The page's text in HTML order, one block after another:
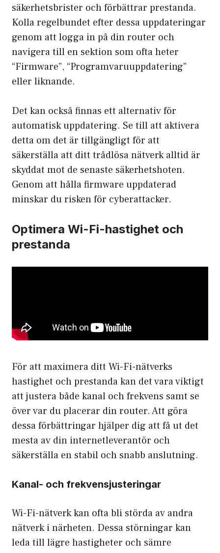
säkerhetsbrister och förbättrar prestanda.
Kolla regelbundet efter dessa uppdateringar
genom att logga in på din router och
navigera till en sektion som ofta heter
“Firmware”, “Programvaruuppdatering”
eller liknande.
Det kan också finnas ett alternativ för
automatisk uppdatering. Se till att aktivera
detta om det är tillgängligt för att
säkerställa att ditt trådlösa nätverk alltid är
skyddat mot de senaste säkerhetshoten.
Genom att hålla firmware uppdaterad
minskar du risken för cyberattacker.
Optimera Wi-Fi-hastighet och
prestanda
För att maximera ditt Wi-Fi-nätverks
hastighet och prestanda kan det vara viktigt
att justera både kanal och frekvens samt se
över var du placerar din router. Att göra
dessa förbättringar hjälper dig att få ut det
mesta av din internetleverantör och
säkerställa en stabil och snabb anslutning.
Kanal- och frekvensjusteringar
Wi-Fi-nätverk kan ofta bli störda av andra
nätverk i närheten. Dessa störningar kan
leda till lägre hastigheter och sämre